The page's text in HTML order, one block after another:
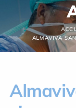
ALMAVIVA